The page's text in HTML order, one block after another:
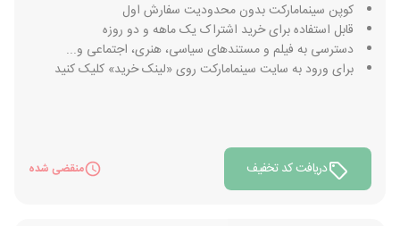
کوپن سینمامارکت بدون محدودیت سفارش اول
قابل استفاده برای خرید اشتراک یک ماهه و دو روزه
دسترسی به فیلم و مستندهای سیاسی، هنری، اجتماعی و...
برای ورود به سایت سینمامارکت روی «لینک خرید» کلیک کنید
دریافت کد تخفیف منقضی شده